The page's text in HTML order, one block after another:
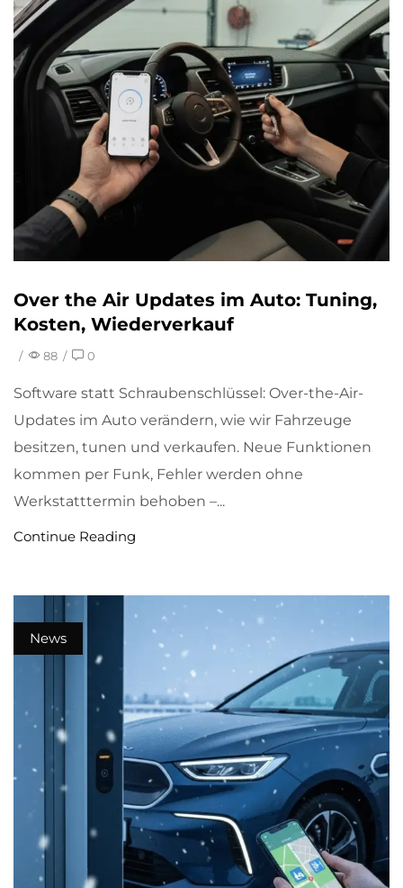
Over the Air Updates im Auto: Tuning,
Kosten, Wiederverkauf
/ 88 / 0
Software statt Schraubenschlüssel: Over-the-Air-
Updates im Auto verändern, wie wir Fahrzeuge
besitzen, tunen und verkaufen. Neue Funktionen
kommen per Funk, Fehler werden ohne
Werkstatttermin behoben –...
Continue Reading
News